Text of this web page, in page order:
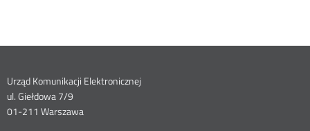
Dane
kontaktowe
Urząd Komunikacji Elektronicznej
ul. Giełdowa 7/9
01-211 Warszawa